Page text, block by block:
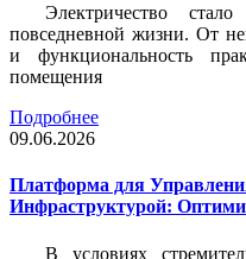
Электричество
повседневной жизни. От
и функциональность
помещения
Подробнее
09.06.2026
Платформа для
Инфраструктурой:
В условиях